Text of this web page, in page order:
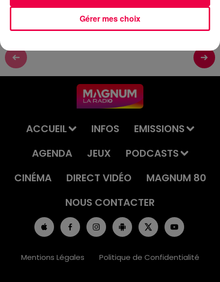
ACCUEIL INFOS
EMISSIONS
AGENDA
JEUX
PODCASTS
CINÉMA
DIRECT VIDÉO
MAGNUM 80
NOUS CONTACTER
Mentions Légales Politique de Confidentialité
Gérer mes choix